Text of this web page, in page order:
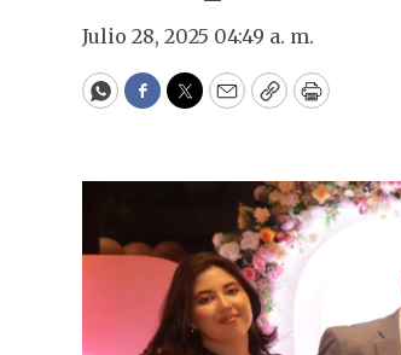
Julio 28, 2025 04:49 a. m.
WhatsApp
Facebook
Twitter
EmailCopyPrint